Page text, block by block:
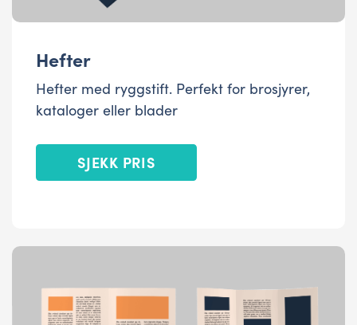
Hefter
Hefter med ryggstift. Perfekt for brosjyrer,
kataloger eller blader
SJEKK PRIS